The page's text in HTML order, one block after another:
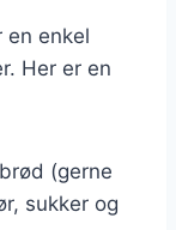
en enkel
Her er en
(gerne
sukker og